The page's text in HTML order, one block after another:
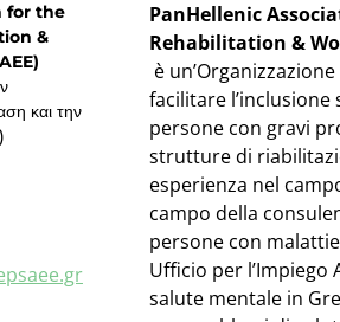
for the
&
και την
PanHellenic
Rehabilitation &
è
facilitare l’inclusione
persone con gravi
strutture di
esperienza nel
campo della
persone con
Ufficio per
salute mentale in